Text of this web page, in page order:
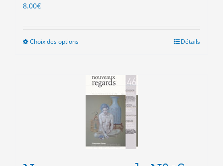
8.00€
Choix des optionsCe
plusieurs
variations.
Les
options
peuvent
être
choisies
Détails